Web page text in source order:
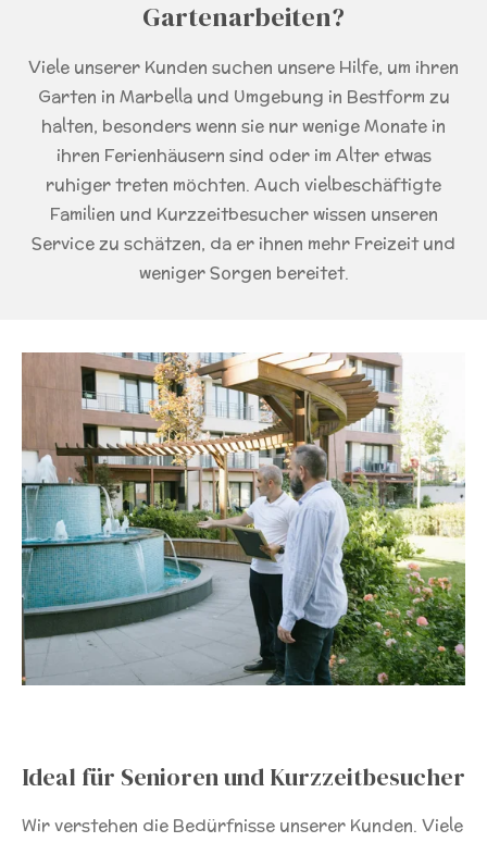
Gartenarbeiten?
Viele unserer Kunden suchen unsere Hilfe, um ihren
Garten in Marbella und Umgebung in Bestform zu
halten, besonders wenn sie nur wenige Monate in
ihren Ferienhäusern sind oder im Alter etwas
ruhiger treten möchten. Auch vielbeschäftigte
Familien und Kurzzeitbesucher wissen unseren
Service zu schätzen, da er ihnen mehr Freizeit und
weniger Sorgen bereitet.
Ideal für Senioren und Kurzzeitbesucher
Wir verstehen die Bedürfnisse unserer Kunden. Viele